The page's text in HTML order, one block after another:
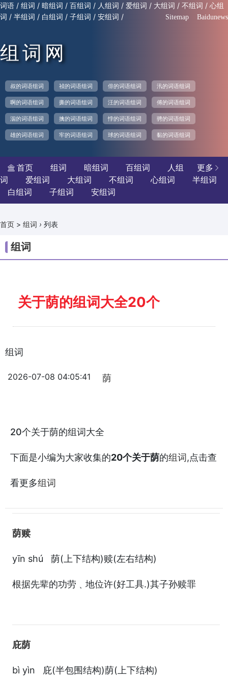
词语 / 组词 / 暗组词 / 百组词 / 人组词 / 爱组词 / 大组词 / 不组词 / 心组
词 / 半组词 / 白组词 / 子组词 / 安组词 / Sitemap Baidunews
组词网
叔的词语组词 祯的词语组词 俳的词语组词 汛的词语组词
啊的词语组词 撕的词语组词 汪的词语组词 傅的词语组词
泅的词语组词 擒的词语组词 悖的词语组词 骋的词语组词
雄的词语组词 牢的词语组词 球的词语组词 黏的词语组词
更多 
 首页 组词 暗组词 百组词
人组
词
爱组词 大组词 不组词 心组词
半组词
白组词
子组词 安组词
首页 > 组词 › 列表
组词
关于荫的组词大全20个
组词
2026-07-08 04:05:41 荫
20个关于荫的组词大全
下面是小编为大家收集的20个关于荫的组词 ,点击查
看更多组词
荫赎
yīn shú 荫(上下结构)赎(左右结构)
根据先辈的功劳﹑地位许(好工具.)其子孙赎罪
庇荫
bì yìn 庇(半包围结构)荫(上下结构)